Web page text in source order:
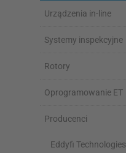
Urządzenia in-line
Systemy inspekcyjne
Rotory
Oprogramowanie ET
Producenci
Eddyfi Technologies